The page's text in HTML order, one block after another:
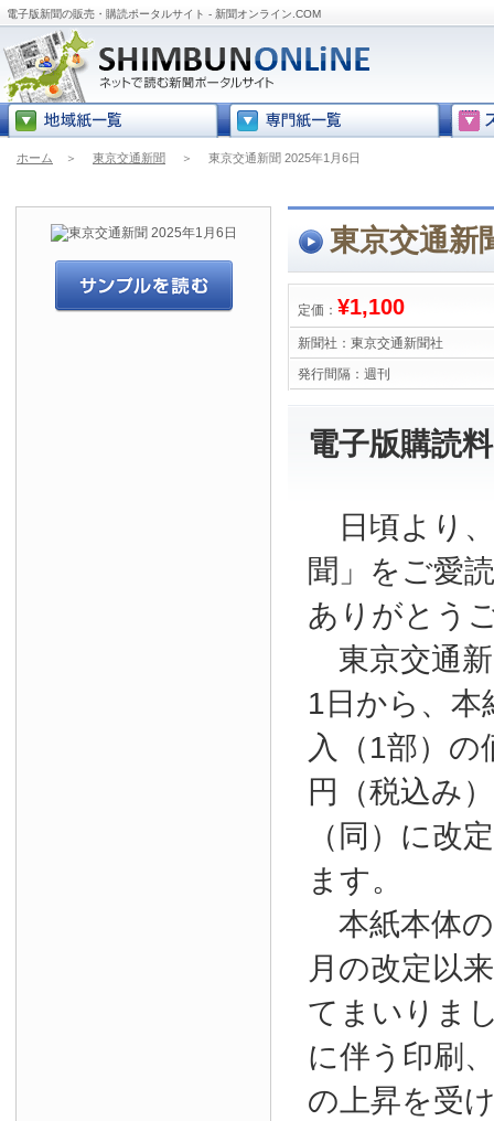
電子版新聞の販売・購読ポータルサイト - 新聞オンライン.COM
ホーム ＞ 東京交通新聞 ＞ 東京交通新聞 2025年1月6日
東京交通新
定価： ¥1,100
新聞社： 東京交通新聞社
発行間隔： 週刊
電子版購読
日頃より
聞」をご愛
ありがとう
東京交通
1日から、本
入（1部）
円（税込み
（同）に改
ます。
本紙本体
月の改定以
てまいりま
に伴う印刷
の上昇を受